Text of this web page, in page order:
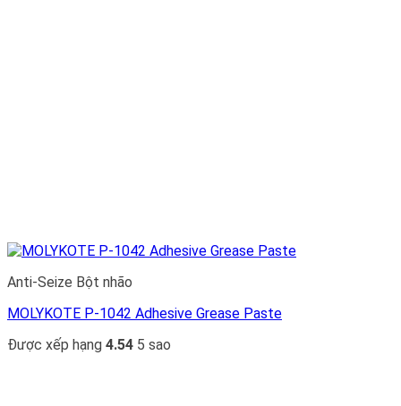
Anti-Seize Bột nhão
MOLYKOTE P-1042 Adhesive Grease Paste
Được xếp hạng 4.54 5 sao